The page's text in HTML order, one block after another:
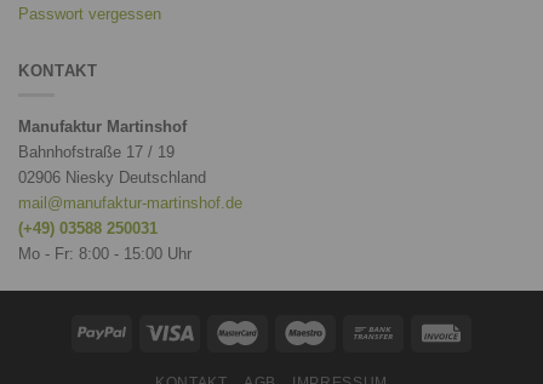
Passwort vergessen
KONTAKT
Manufaktur Martinshof
Bahnhofstraße 17 / 19
02906 Niesky Deutschland
mail@manufaktur-martinshof.de
(+49) 03588 250031
Mo - Fr: 8:00 - 15:00 Uhr